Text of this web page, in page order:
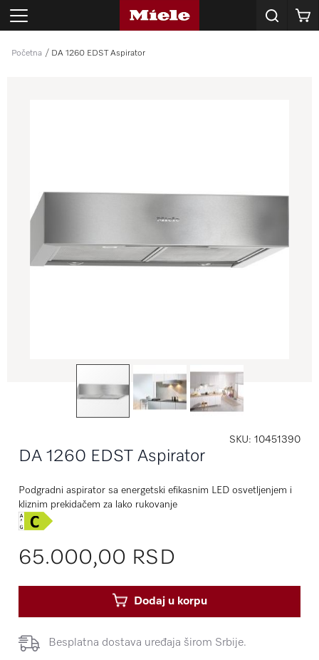
Korpa
Početna DA 1260 EDST Aspirator
SKU 10451390
DA 1260 EDST Aspirator
Podgradni aspirator sa energetski efikasnim LED osvetljenjem i
kliznim prekidačem za lako rukovanje
65.000,00 RSD
Dodaj u korpu
Besplatna dostava uređaja širom Srbije.